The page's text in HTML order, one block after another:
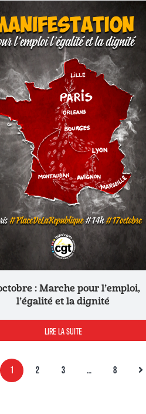
l’égalité et la dignité
LIRE LA SUITE
1 2 3 … 8